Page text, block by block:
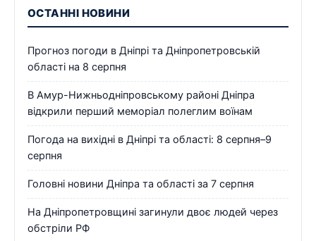
ОСТАННІ НОВИНИ
Прогноз погоди в Дніпрі та Дніпропетровській
області на 8 серпня
В Амур-Нижньодніпровському районі Дніпра
відкрили перший меморіал полеглим воїнам
Погода на вихідні в Дніпрі та області: 8 серпня–9
серпня
Головні новини Дніпра та області за 7 серпня
На Дніпропетровщині загинули двоє людей через
обстріли РФ